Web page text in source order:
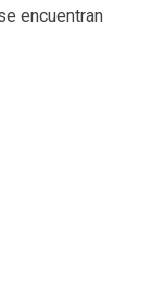
encuentran